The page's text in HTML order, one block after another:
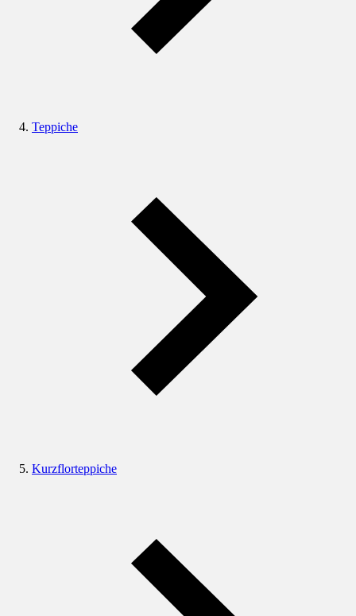
Teppiche
Kurzflorteppiche